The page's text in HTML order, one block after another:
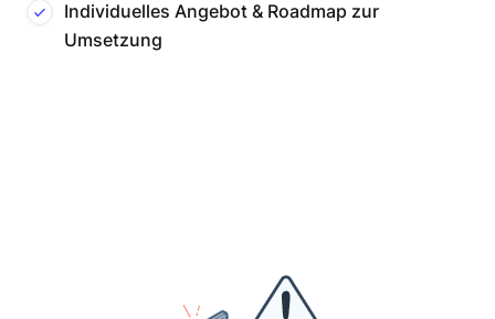
Individuelles Angebot & Roadmap zur
Umsetzung